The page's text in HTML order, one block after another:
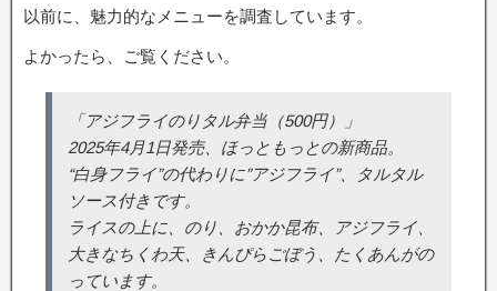
以前に、魅力的なメニューを調査しています。
よかったら、ご覧ください。
「アジフライのりタル弁当（500円）」
2025年4月1日発売、ほっともっとの新商品。
“白身フライ”の代わりに”アジフライ”、タルタル
ソース付きです。
ライスの上に、のり、おかか昆布、アジフライ、
大きなちくわ天、きんぴらごぼう、たくあんがの
っています。